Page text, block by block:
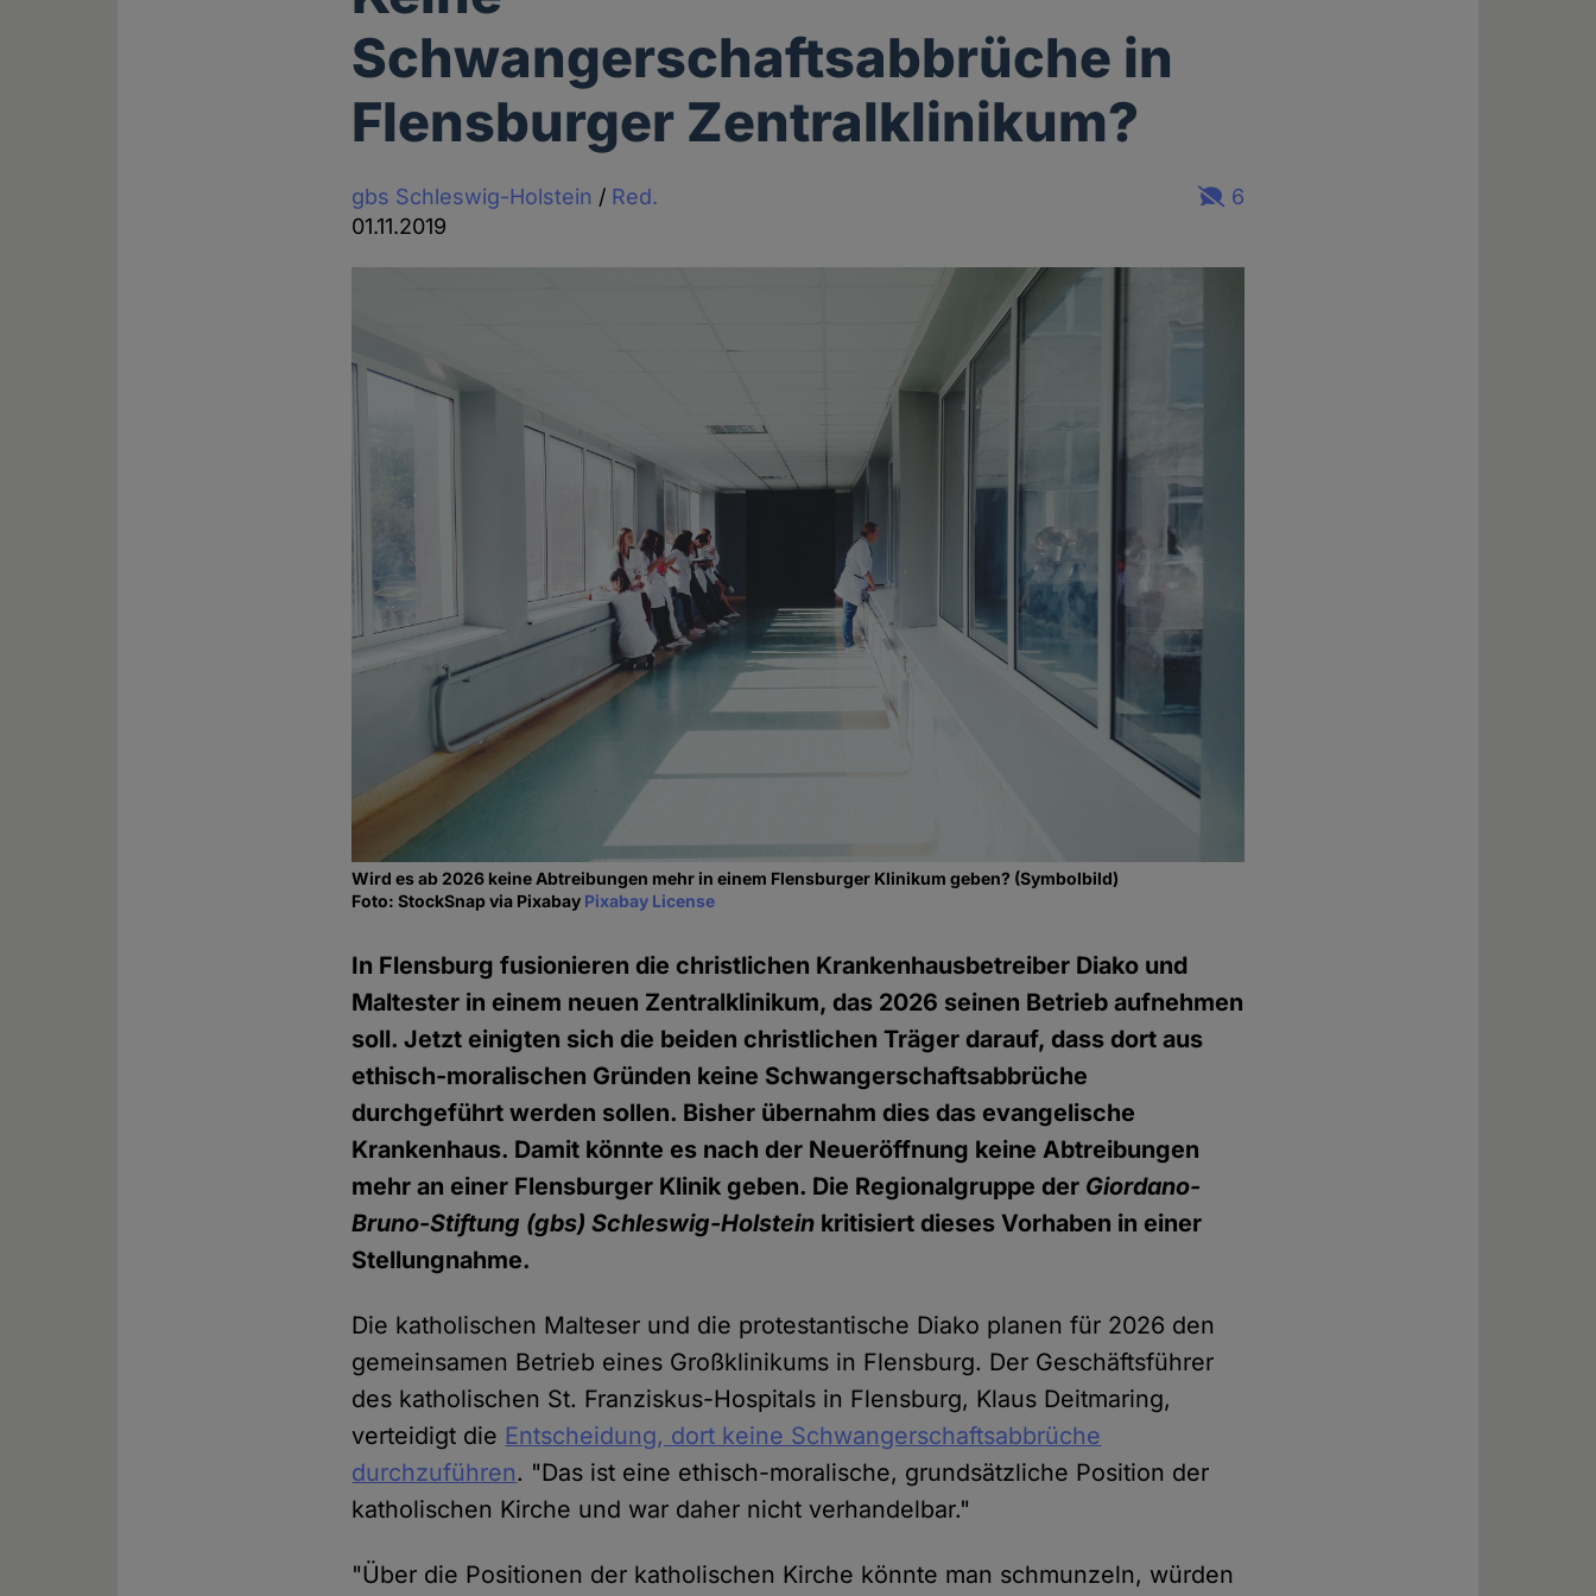
Schwangerschaftsabbrüche in
Flensburger Zentralklinikum?
gbs Schleswig-Holstein / Red.
01.11.2019
6
Wird es ab 2026 keine Abtreibungen mehr in einem Flensburger Klinikum geben? (Symbolbild)
Foto: StockSnap via Pixabay Pixabay License
In Flensburg fusionieren die christlichen Krankenhausbetreiber Diako und
Maltester in einem neuen Zentralklinikum, das 2026 seinen Betrieb aufnehmen
soll. Jetzt einigten sich die beiden christlichen Träger darauf, dass dort aus
ethisch-moralischen Gründen keine Schwangerschaftsabbrüche
durchgeführt werden sollen. Bisher übernahm dies das evangelische
Krankenhaus. Damit könnte es nach der Neueröffnung keine Abtreibungen
mehr an einer Flensburger Klinik geben. Die Regionalgruppe der Giordano-
Bruno-Stiftung (gbs) Schleswig-Holstein kritisiert dieses Vorhaben in einer
Stellungnahme.
Die katholischen Malteser und die protestantische Diako planen für 2026 den
gemeinsamen Betrieb eines Großklinikums in Flensburg. Der Geschäftsführer
des katholischen St. Franziskus-Hospitals in Flensburg, Klaus Deitmaring,
verteidigt die Entscheidung, dort keine Schwangerschaftsabbrüche
durchzuführen. "Das ist eine ethisch-moralische, grundsätzliche Position der
katholischen Kirche und war daher nicht verhandelbar."
"Über die Positionen der katholischen Kirche könnte man schmunzeln, würden